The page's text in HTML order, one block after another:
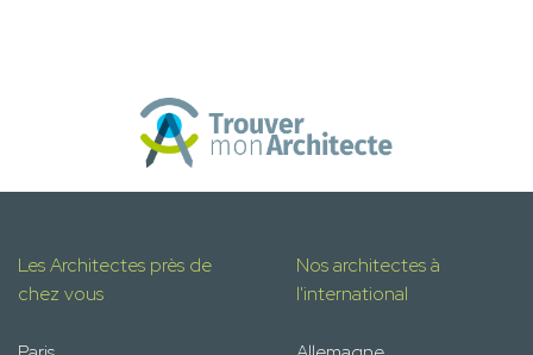
Les Architectes près de
chez vous
Nos architectes à
l'international